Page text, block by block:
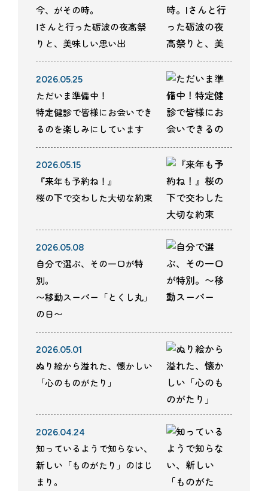
今、がその時。
Iさんと行った砺波の夜高祭
りと、美味しい思い出
2026.05.25
ただいま準備中！
特定健診で皆様にお会いでき
るのを楽しみにしています
2026.05.15
『来年も予約ね！』
桜の下で交わした大切な約束
2026.05.08
自分で選ぶ、その一口が特
別。
〜移動スーパー「とくし丸」
の日〜
2026.05.01
ぬり絵から溢れた、懐かしい
「心のものがたり」
2026.04.24
知っているようで知らない、
新しい「ものがたり」のはじ
まり。